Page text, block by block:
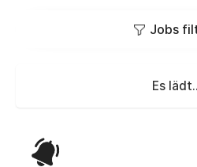
Jobs
Es